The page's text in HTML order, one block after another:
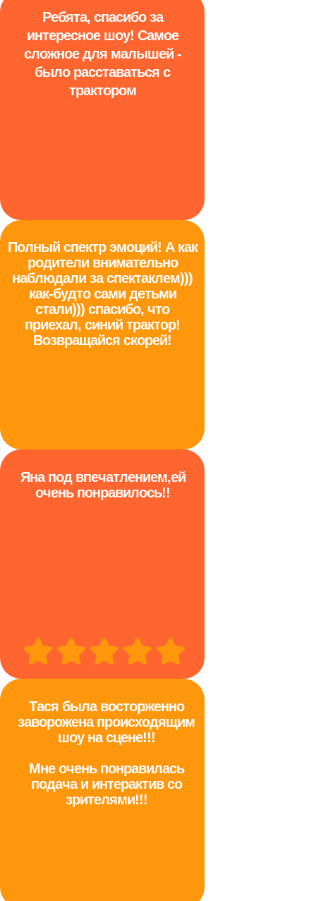
Ребята, спасибо за
интересное шоу! Самое
сложное для малышей -
было расставаться с
трактором
Полный спектр эмоций! А как
родители внимательно
наблюдали за спектаклем)))
как-будто сами детьми
стали))) спасибо, что
приехал, синий трактор!
Возвращайся скорей!
Яна под впечатлением,ей
очень понравилось!!
Тася была восторженно
заворожена происходящим
шоу на сцене!!!
Мне очень понравилась
подача и интерактив со
зрителями!!!